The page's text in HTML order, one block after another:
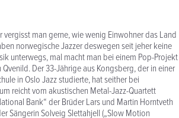
man gerne, wie wenig Einwohner das Land
norwegische Jazzer deswegen seit jeher keine
unterwegs, mal macht man bei einem Pop-Projekt
Der 33-Jährige aus Kongsberg, der in einer
in Oslo Jazz studierte, hat seither bei
reicht vom akustischen Metal-Jazz-Quartett
Bank“ der Brüder Lars und Martin Horntveth
Sängerin Solveig Slettahjell („Slow Motion